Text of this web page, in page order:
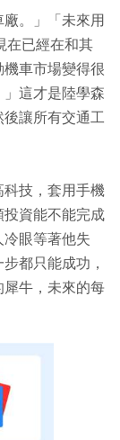
。」「未來用
在已經在和其
車市場變得很
這才是陸學森
讓所有交通工
技，套用手機
資能不能完成
眼等著他失
都只能成功，
牛，未來的每